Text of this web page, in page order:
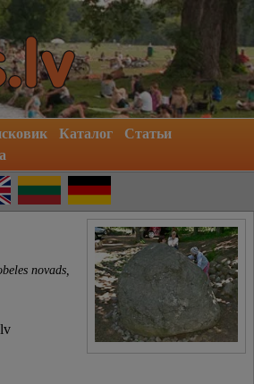
Каталог
Статьи
novads,